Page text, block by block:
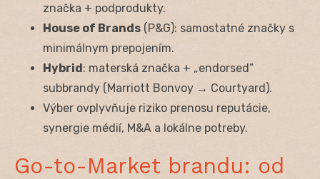
značka + podprodukty.
House of Brands (P&G): samostatné značky s
minimálnym prepojením.
Hybrid: materská značka + „endorsed”
subbrandy (Marriott Bonvoy → Courtyard).
Výber ovplyvňuje riziko prenosu reputácie,
synergie médií, M&A a lokálne potreby.
Go-to-Market brandu: od